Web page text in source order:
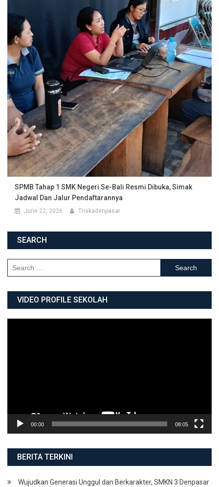
SPMB Tahap 1 SMK Negeri Se-Bali Resmi Dibuka, Simak
Jadwal Dan Jalur Pendaftarannya
June 22, 2026 Triskadenpasar
SEARCH
Search for:
VIDEO PROFILE SEKOLAH
00:00 08:05
BERITA TERKINI
Wujudkan Generasi Unggul dan Berkarakter, SMKN 3 Denpasar